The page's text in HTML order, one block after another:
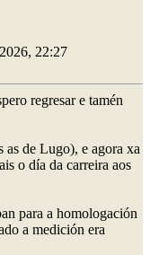
22:27
regresar e tamén
as de Lugo), e agora xa
o día da carreira aos
para a homologación
a medición era